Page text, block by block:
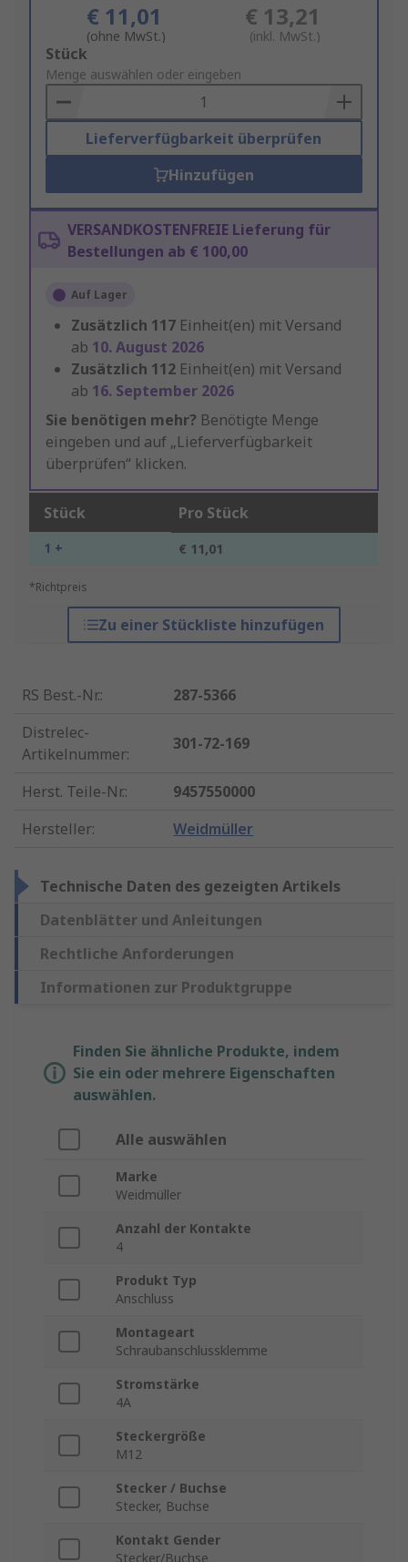
€ 11,01
(ohne MwSt.)
€ 13,21
(inkl. MwSt.)
Add
to
Basket
Stück
Menge auswählen oder eingeben
Lieferverfügbarkeit überprüfen
Hinzufügen
VERSANDKOSTENFREIE Lieferung für
Bestellungen ab € 100,00
Auf Lager
Zusätzlich 117 Einheit(en) mit Versand
ab 10. August 2026
Zusätzlich 112 Einheit(en) mit Versand
ab 16. September 2026
Sie benötigen mehr? Benötigte Menge
eingeben und auf „Lieferverfügbarkeit
überprüfen“ klicken.
Stück Pro Stück
1 + € 11,01
*Richtpreis
Zu einer Stückliste hinzufügen
RS Best.-Nr.:
287-5366
Distrelec-
Artikelnummer:
301-72-169
Herst. Teile-Nr.:
9457550000
Hersteller: Weidmüller
Technische Daten des gezeigten Artikels
Datenblätter und Anleitungen
Rechtliche Anforderungen
Informationen zur Produktgruppe
Finden Sie ähnliche Produkte, indem
Sie ein oder mehrere Eigenschaften
auswählen.
Alle auswählen
Marke
Weidmüller
Anzahl der Kontakte
4
Produkt Typ
Anschluss
Montageart
Schraubanschlussklemme
Stromstärke
4A
Steckergröße
M12
Stecker / Buchse
Stecker, Buchse
Kontakt Gender
Stecker/Buchse